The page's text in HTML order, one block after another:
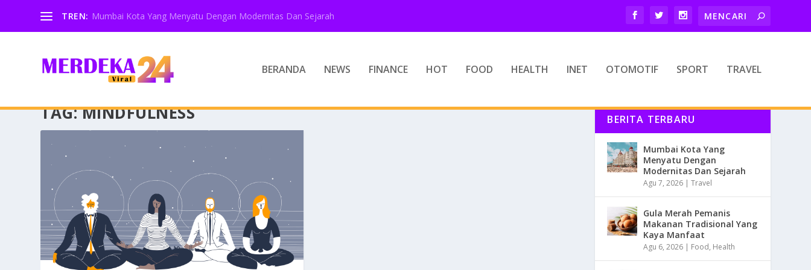
TREN: Mumbai Kota Yang Menyatu Dengan Modernitas Dan Sejarah
BERANDA NEWS FINANCE HOT FOOD HEALTH INET OTOMOTIF SPORT TRAVEL
TAG:MINDFULNESS BERITA TERBARU
Mumbai Kota Yang
Menyatu Dengan
Modernitas Dan Sejarah
Agu 7, 2026 |Travel
Gula Merah Pemanis
Makanan Tradisional Yang
Kaya Manfaat
Agu 6, 2026 | Food, Health